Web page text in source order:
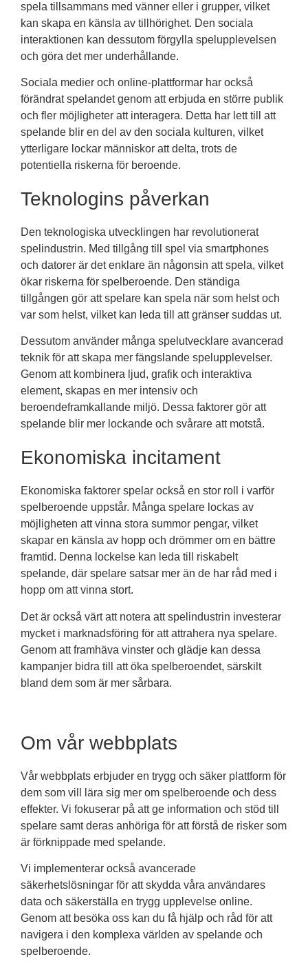
spela tillsammans med vänner eller i grupper, vilket
kan skapa en känsla av tillhörighet. Den sociala
interaktionen kan dessutom förgylla spelupplevelsen
och göra det mer underhållande.
Sociala medier och online-plattformar har också
förändrat spelandet genom att erbjuda en större publik
och fler möjligheter att interagera. Detta har lett till att
spelande blir en del av den sociala kulturen, vilket
ytterligare lockar människor att delta, trots de
potentiella riskerna för beroende.
Teknologins påverkan
Den teknologiska utvecklingen har revolutionerat
spelindustrin. Med tillgång till spel via smartphones
och datorer är det enklare än någonsin att spela, vilket
ökar riskerna för spelberoende. Den ständiga
tillgången gör att spelare kan spela när som helst och
var som helst, vilket kan leda till att gränser suddas ut.
Dessutom använder många spelutvecklare avancerad
teknik för att skapa mer fängslande spelupplevelser.
Genom att kombinera ljud, grafik och interaktiva
element, skapas en mer intensiv och
beroendeframkallande miljö. Dessa faktorer gör att
spelande blir mer lockande och svårare att motstå.
Ekonomiska incitament
Ekonomiska faktorer spelar också en stor roll i varför
spelberoende uppstår. Många spelare lockas av
möjligheten att vinna stora summor pengar, vilket
skapar en känsla av hopp och drömmer om en bättre
framtid. Denna lockelse kan leda till riskabelt
spelande, där spelare satsar mer än de har råd med i
hopp om att vinna stort.
Det är också värt att notera att spelindustrin investerar
mycket i marknadsföring för att attrahera nya spelare.
Genom att framhäva vinster och glädje kan dessa
kampanjer bidra till att öka spelberoendet, särskilt
bland dem som är mer sårbara.
Om vår webbplats
Vår webbplats erbjuder en trygg och säker plattform för
dem som vill lära sig mer om spelberoende och dess
effekter. Vi fokuserar på att ge information och stöd till
spelare samt deras anhöriga för att förstå de risker som
är förknippade med spelande.
Vi implementerar också avancerade
säkerhetslösningar för att skydda våra användares
data och säkerställa en trygg upplevelse online.
Genom att besöka oss kan du få hjälp och råd för att
navigera i den komplexa världen av spelande och
spelberoende.